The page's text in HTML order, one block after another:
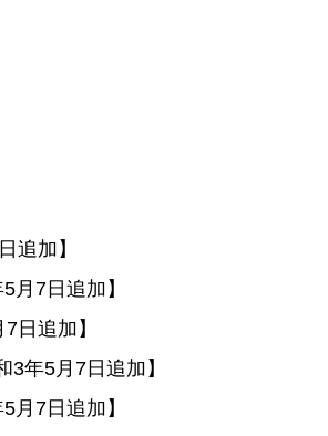
追加】
5月7日追加】
7日追加】
3年5月7日追加】
5月7日追加】